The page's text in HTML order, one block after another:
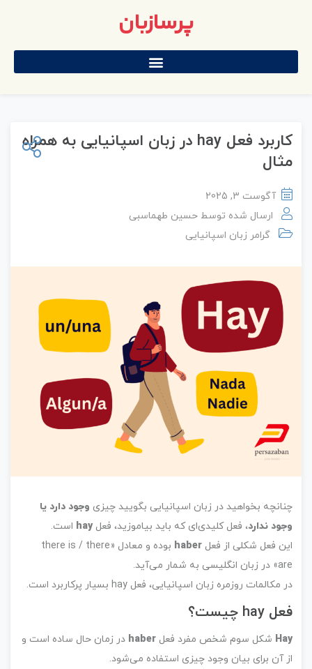
پرسازبان
کاربرد فعل hay در زبان اسپانیایی به همراه
مثال
آگوست 3, 2025
ارسال شده توسط حسین طهماسبی
گرامر زبان اسپانیایی
چنانچه بخواهید در زبان اسپانیایی بگویید چیزی وجود دارد یا
وجود ندارد، فعل کلیدی‌ای که باید بیاموزید، فعلhay است.
این فعل شکلی از فعل haber
بوده و معادل «there is / there
are» در زبان انگلیسی به شمار می‌آید.
در مکالمات روزمره زبان اسپانیایی، فعل hay بسیار پرکاربرد است.
فعل hay چیست؟
Hay شکل سوم شخص مفرد فعل haber در زمان حال ساده است و
از آن برای بیان وجود چیزی استفاده می‌شود.